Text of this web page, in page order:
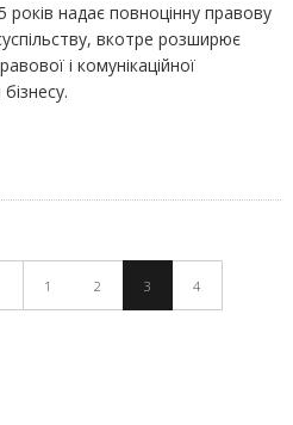
надає повноцінну правову
вкотре розширює
і комунікаційної
1 2 3 4